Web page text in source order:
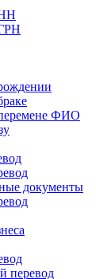
ФИО
документы
перевод